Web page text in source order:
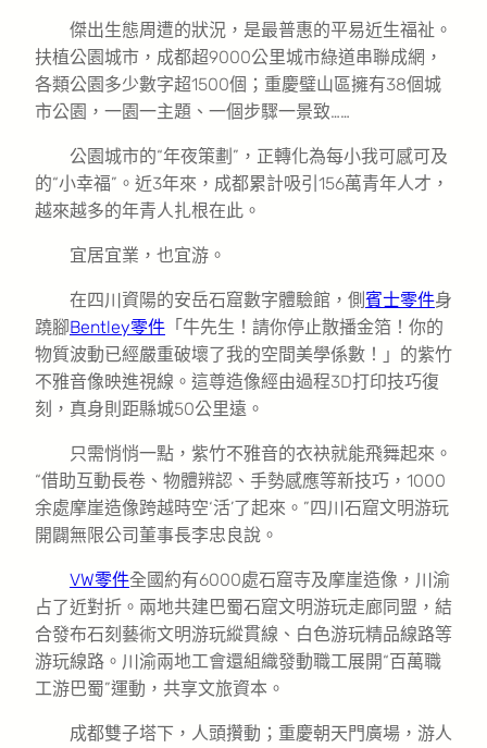
傑出生態周遭的狀況，是最普惠的平易近生福祉。
扶植公園城市，成都超9000公里城市綠道串聯成網，
各類公園多少數字超1500個；重慶璧山區擁有38個城
市公園，一園一主題、一個步驟一景致……
公園城市的“年夜策劃”，正轉化為每小我可感可及
的“小幸福”。近3年來，成都累計吸引156萬青年人才，
越來越多的年青人扎根在此。
宜居宜業，也宜游。
在四川資陽的安岳石窟數字體驗館，側賓士零件身
蹺腳Bentley零件 「牛先生！請你停止散播金箔！你的
物質波動已經嚴重破壞了我的空間美學係數！」的紫竹
不雅音像映進視線。這尊造像經由過程3D打印技巧復
刻，真身則距縣城50公里遠。
只需悄悄一點，紫竹不雅音的衣袂就能飛舞起來。
“借助互動長卷、物體辨認、手勢感應等新技巧，1000
余處摩崖造像跨越時空‘活’了起來。”四川石窟文明游玩
開闢無限公司董事長李忠良說。
VW零件全國約有6000處石窟寺及摩崖造像，川渝
占了近對折。兩地共建巴蜀石窟文明游玩走廊同盟，結
合發布石刻藝術文明游玩縱貫線、白色游玩精品線路等
游玩線路。川渝兩地工會還組織發動職工展開“百萬職
工游巴蜀”運動，共享文旅資本。
成都雙子塔下，人頭攢動；重慶朝天門廣場，游人